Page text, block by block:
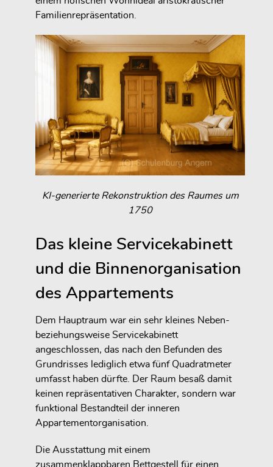
Familienrepräsentation.
KI-generierte Rekonstruktion des Raumes um
1750
Das kleine Servicekabinett
und die Binnenorganisation
des Appartements
Dem Hauptraum war ein sehr kleines Neben-
beziehungsweise Servicekabinett
angeschlossen, das nach den Befunden des
Grundrisses lediglich etwa fünf Quadratmeter
umfasst haben dürfte. Der Raum besaß damit
keinen repräsentativen Charakter, sondern war
funktional Bestandteil der inneren
Appartementorganisation.
Die Ausstattung mit einem
zusammenklappbaren Bettgestell für einen